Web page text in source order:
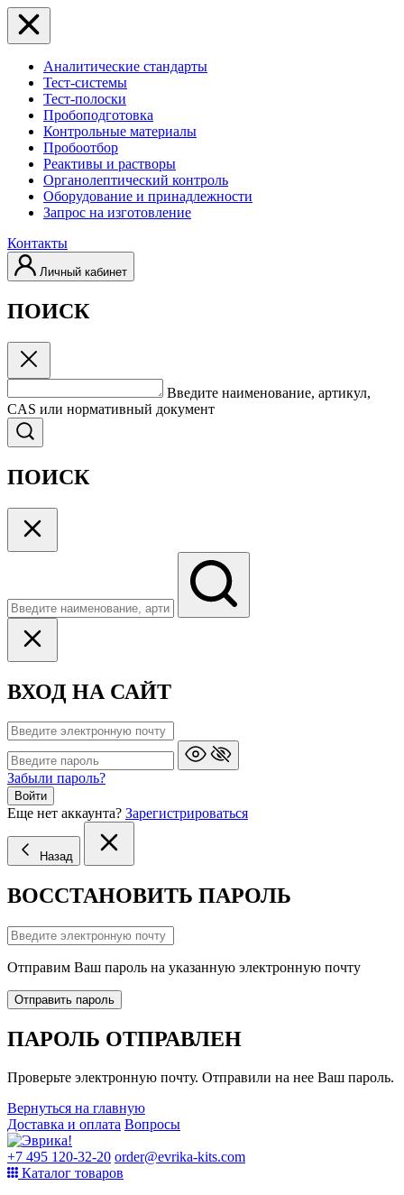
Аналитические стандарты
Тест-системы
Тест-полоски
Пробоподготовка
Контрольные материалы
Пробоотбор
Реактивы и растворы
Органолептический контроль
Оборудование и принадлежности
Запрос на изготовление
Контакты
Личный кабинет
ПОИСК
Введите наименование, артикул,
CAS или нормативный документ
ПОИСК
ВХОД НА САЙТ
Забыли пароль?
Войти
Еще нет аккаунта? Зарегистрироваться
Назад
ВОССТАНОВИТЬ ПАРОЛЬ
Отправим Ваш пароль на указанную электронную почту
Отправить пароль
ПАРОЛЬ ОТПРАВЛЕН
Проверьте электронную почту. Отправили на нее Ваш пароль.
Вернуться на главную
Доставка и оплата Вопросы
+7 495 120-32-20 order@evrika-kits.com
Каталог товаров